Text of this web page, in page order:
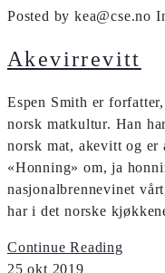
Posted by kea@cse.no
Akevirrevitt
Espen Smith er
norsk matkultur. Han
norsk mat, akevitt og er
«Honning» om, ja
nasjonalbrennevinet
har i det norske
Continue Reading
25 okt 2019